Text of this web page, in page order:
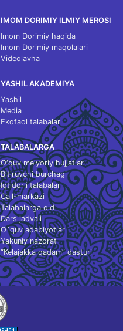
IMOM DORIMIY ILMIY MEROSI
Imom Dorimiy haqida
Imom Dorimiy maqolalari
Videolavha
YASHIL AKADEMIYA
Yashil
Media
Ekofaol talabalar
TALABALARGA
O‘quv me'yoriy hujjatlar
Bitiruvchi burchagi
Iqtidorli talabalar
Call-markazi
Talabalarga oid
Dars jadvali
O`quv adabiyotlar
Yakuniy nazorat
“Kelajakka qadam” dasturi